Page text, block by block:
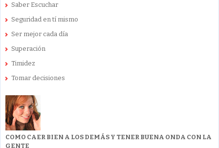
Saber Escuchar
Seguridad en tí mismo
Ser mejor cada día
Superación
Timidez
Tomar decisiones
COMO CAER BIEN A LOS DEMÁS Y TENER BUENA ONDA CON LA
GENTE